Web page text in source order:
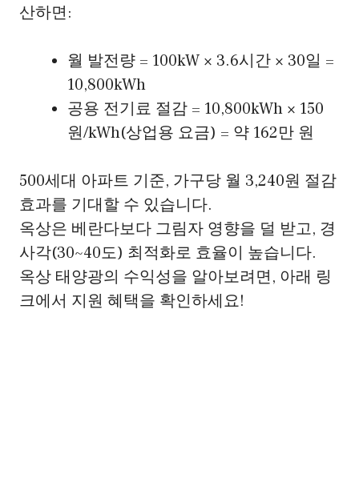
산하면:
월 발전량 = 100kW × 3.6시간 × 30일 =
10,800kWh
공용 전기료 절감 = 10,800kWh × 150
원/kWh(상업용 요금) = 약 162만 원
500세대 아파트 기준, 가구당 월 3,240원 절감
효과를 기대할 수 있습니다.
옥상은 베란다보다 그림자 영향을 덜 받고, 경
사각(30~40도) 최적화로 효율이 높습니다.
옥상 태양광의 수익성을 알아보려면, 아래 링
크에서 지원 혜택을 확인하세요!